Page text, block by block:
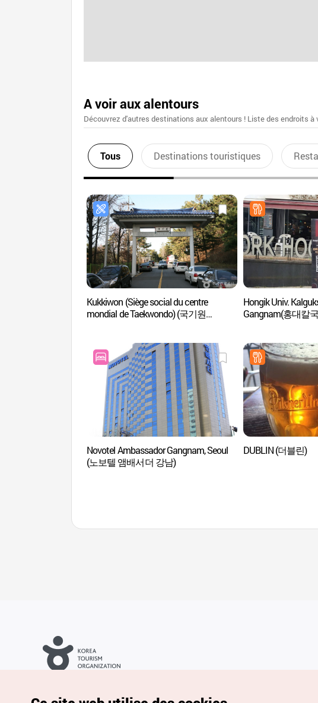
A voir aux alentours
Découvrez d'autres destinations aux alentours ! Liste des endroits
Tous Destinations touristiques
Kukkiwon (Siège social du centre
mondial de Taekwondo) (국기원
Hongik Univ.
Gangnam(홍대칼
Novotel Ambassador Gangnam, Seoul
(노보텔 앰배서더 강남)
DUBLIN (더블린)
Pour les rapports d'erreurs et demandes de renseignements,